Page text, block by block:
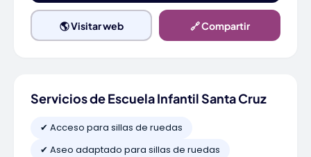
🌎 Visitar web 🔗 Compartir
Servicios de Escuela Infantil Santa Cruz
✔ Acceso para sillas de ruedas
✔ Aseo adaptado para sillas de ruedas